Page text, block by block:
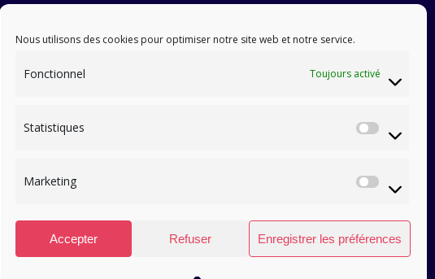
Nous utilisons des cookies pour optimiser notre site web et notre service.
Fonctionnel Toujours activé
Statistiques
Marketing
Accepter Refuser Enregistrer les préférences